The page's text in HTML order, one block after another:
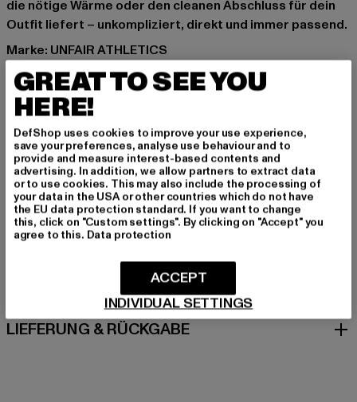
die nötige Wärme oder den cleanen Abschluss für dein
Outfit liefert – unkompliziert, direkt und immer passend.
Marke: UNFAIR ATHLETICS
Kat.: Beanies
Farbe: schwarz
Hersteller Farbe: black
Materialzusammensetzung: 100% Baumwolle
Art.Nr: UNFR25188-00007
Hersteller: UTEX GmbH |info@unfairathletics.com
Tulbeckstraße 32 | 80339 München | DE
GRÖSSE & PASSFORM
PFLEGEHINWEISE
LIEFERUNG & RÜCKGABE
GREAT TO SEE YOU
HERE!
DefShop uses cookies to improve your use experience,
save your preferences, analyse use behaviour and to
provide and measure interest-based contents and
advertising. In addition, we allow partners to extract data
or to use cookies. This may also include the processing of
your data in the USA or other countries which do not have
the EU data protection standard. If you want to change
this, click on "Custom settings". By clicking on "Accept" you
agree to this. Data protection
INDIVIDUAL SETTINGS
ACCEPT